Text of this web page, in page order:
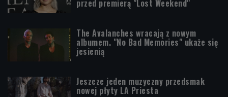
przed premierą "Lost Weekend"
The Avalanches wracają z nowym
albumem. "No Bad Memories" ukaże się
jesienią
Jeszcze jeden muzyczny przedsmak
nowej płyty LA Priesta